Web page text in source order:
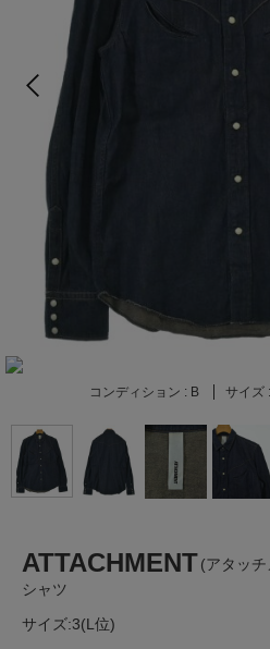
コンディション : B サイズ :
ATTACHMENT(アタッ
シャツ
サイズ:3(L位)